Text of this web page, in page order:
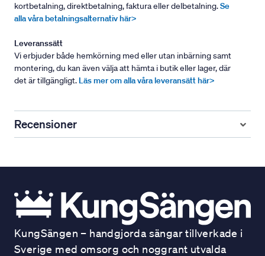
kortbetalning, direktbetalning, faktura eller delbetalning.Se
alla våra betalningsalternativ här>
Leveranssätt
Vi erbjuder både hemkörning med eller utan inbärning samt
montering, du kan även välja att hämta i butik eller lager, där
det är tillgängligt. Läs mer om alla våra leveransätt här>
Recensioner
KungSängen – handgjorda sängar tillverkade i
Sverige med omsorg och noggrant utvalda